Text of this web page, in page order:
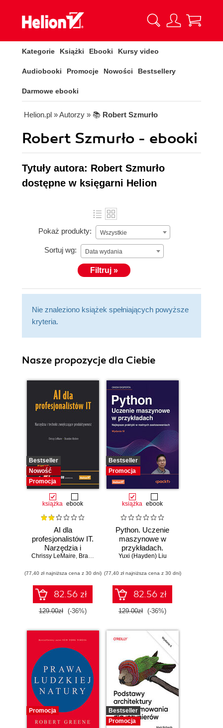
Kategorie Książki Ebooki Kursy video
Audiobooki Promocje Nowości Bestsellery
Darmowe ebooki
Helion.pl » Autorzy » 📚 Robert Szmurło
Robert Szmurło - ebooki
Tytuły autora: Robert Szmurło
dostępne w księgarni Helion
Pokaż produkty: Wszystkie
Sortuj wg: Data wydania
Filtruj »
Nie znaleziono książek spełniających powyższe
kryteria.
Nasze propozycje dla Ciebie
Bestseller
Nowość
Promocja
książka ebook
AI dla
profesjonalistów IT.
Narzędzia i
techniki
produktywność
Chrissy LeMaire, Brandon Abshire
(77,40 zł najniższa cena z 30 dni)
82.56 zł
129.00zł (-36%)
Bestseller
Promocja
książka ebook
Python. Uczenie
maszynowe w
przykładach.
Najlepsze praktyki
zastosowaniach.
Wydanie IV
Yuxi (Hayden) Liu
(77,40 zł najniższa cena z 30 dni)
82.56 zł
129.00zł (-36%)
Promocja
Bestseller
Promocja